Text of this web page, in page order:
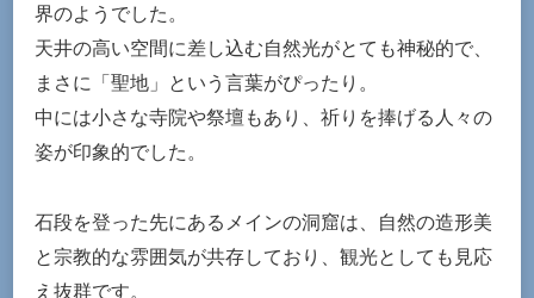
界のようでした。
天井の高い空間に差し込む自然光がとても神秘的で、
まさに「聖地」という言葉がぴったり。
中には小さな寺院や祭壇もあり、祈りを捧げる人々の
姿が印象的でした。
石段を登った先にあるメインの洞窟は、自然の造形美
と宗教的な雰囲気が共存しており、観光としても見応
え抜群です。